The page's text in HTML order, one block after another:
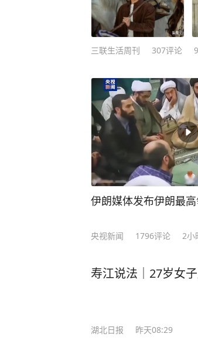
三联生活周刊 307评论
伊朗媒体发布伊朗最
央视新闻 1796评论 2小
寿江说法｜27岁女
湖北日报 昨天08:29